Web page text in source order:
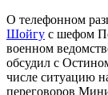
О телефонном
Шойгу с шефом
военном
обсудил с
числе ситуацию
переговоров